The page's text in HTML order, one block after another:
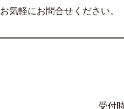
気軽にお問合せください。
受付